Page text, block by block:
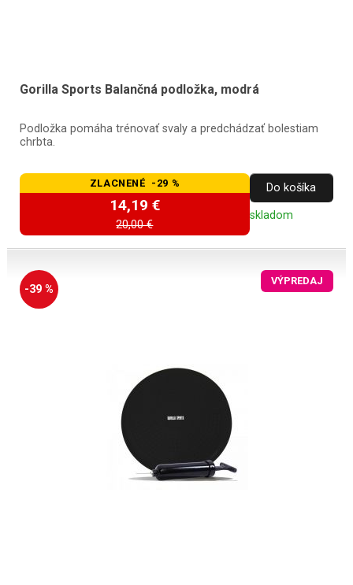
Gorilla Sports Balančná podložka, modrá
Podložka pomáha trénovať svaly a predchádzať bolestiam
chrbta.
ZLACNENÉ -29 %
14,19 €
20,00 €
Do košíka
skladom
-39 %
VÝPREDAJ